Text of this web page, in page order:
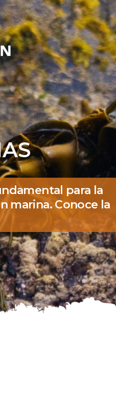
para la
marina. Conoce la